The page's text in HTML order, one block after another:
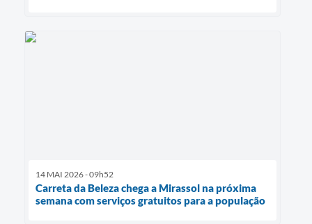
14 MAI 2026 - 09h52
Carreta da Beleza chega a Mirassol na próxima
semana com serviços gratuitos para a população